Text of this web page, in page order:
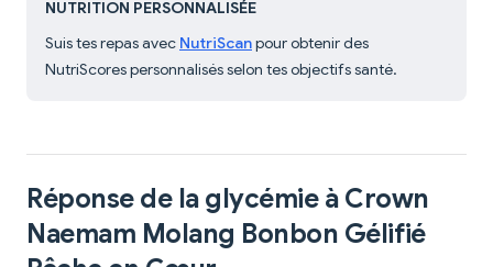
NUTRITION PERSONNALISÉE
Suis tes repas avec NutriScanpour obtenir des
NutriScores personnalisés selon tes objectifs santé.
Réponse de la glycémie à Crown
Naemam Molang Bonbon Gélifié